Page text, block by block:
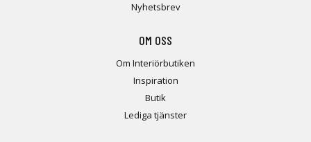
Nyhetsbrev
OM OSS
Om Interiörbutiken
Inspiration
Butik
Lediga tjänster